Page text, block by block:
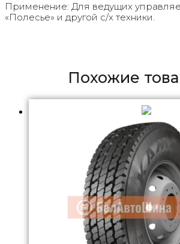
Применение: Для ведущих
«Полесье» и другой с/х техники.
Похожие